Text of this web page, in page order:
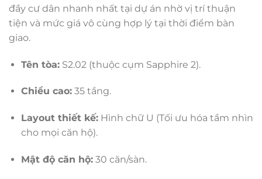
đầy cư dân nhanh nhất tại dự án nhờ vị trí thuận
tiện và mức giá vô cùng hợp lý tại thời điểm bàn
giao.
Tên tòa:S2.02 (thuộc cụm Sapphire 2).
Chiều cao:35 tầng.
Layout thiết kế:Hình chữ U (Tối ưu hóa tầm nhìn
cho mọi căn hộ).
Mật độ căn hộ:30 căn/sàn.